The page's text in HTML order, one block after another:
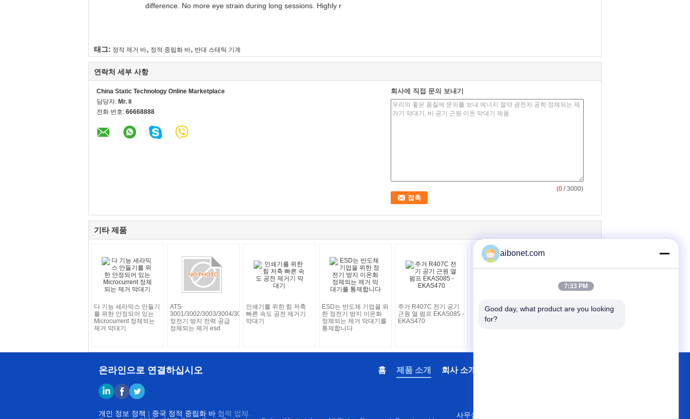
difference. No more eye strain during long sessions. Highly r
태그: 정적 제거 바, 정적 중립화 바, 반대 스태틱 기계
연락처 세부 사항
China Static Technology Online Marketplace
담당자: Mr. li
전화 번호: 66668888
회사에 직접 문의 보내기
(0 / 3000)
기타 제품
다 기능 세라믹스 만들기
를 위한 안정되어 있는
Microcurrent 정체되는
제거 막대기
ATS-
3001/3002/3003/3004/3005
정전기 방지 전력 공급
정체되는 제거 esd
인쇄기를 위한 힘 저축
빠른 속도 공전 제거기
막대기
ESD는 반도체 기업을 위
한 정전기 방지 이온화
정체되는 제거 막대기를
통제합니다
주거 R407C 전기 공기
근원 열 펌프 EKAS085 -
EKAS470
비 단락 정체되는 제거기
막대기 ESD 정전기식 방
전 기계
온라인으로 연결하십시오 회사 소개
제품 소개
홈
개인 정보 정책 | 중국 정적 중립화 바 협력 업체.
사무실 504의 구획 A4의 10월 동부쪽 산업
aibonet.com
7:33 PM
Good day, what product are you looking
for?